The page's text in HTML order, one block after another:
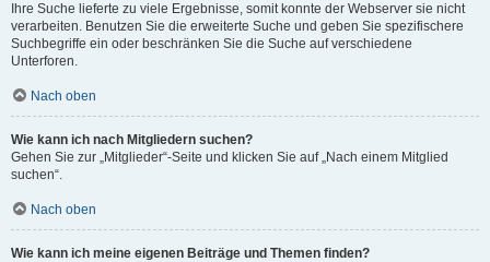
Ihre Suche lieferte zu viele Ergebnisse, somit konnte der Webserver sie nicht
verarbeiten. Benutzen Sie die erweiterte Suche und geben Sie spezifischere
Suchbegriffe ein oder beschränken Sie die Suche auf verschiedene
Unterforen.
Nach oben
Wie kann ich nach Mitgliedern suchen?
Gehen Sie zur „Mitglieder“-Seite und klicken Sie auf „Nach einem Mitglied
suchen“.
Nach oben
Wie kann ich meine eigenen Beiträge und Themen finden?